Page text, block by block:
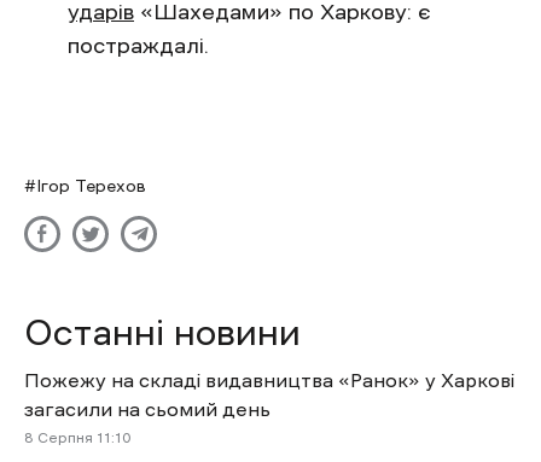
ударів «Шахедами» по Харкову: є
постраждалі.
Ігор Терехов
Останні новини
Пожежу на складі видавництва «Ранок» у Харкові
загасили на сьомий день
8 Cерпня 11:10